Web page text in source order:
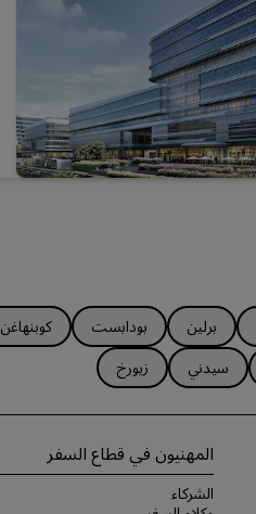
برلين بودابست كوبنهاغن
سيدني زيورخ
المهنيون في قطاع السفر
الشركاء